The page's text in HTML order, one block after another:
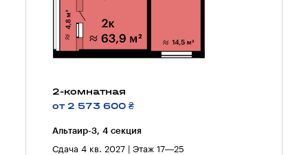
2-комнатная
от 2 573 600 ₴
Альтаир-3, 4 секция
Сдача 4 кв. 2027 | Этаж 17—25